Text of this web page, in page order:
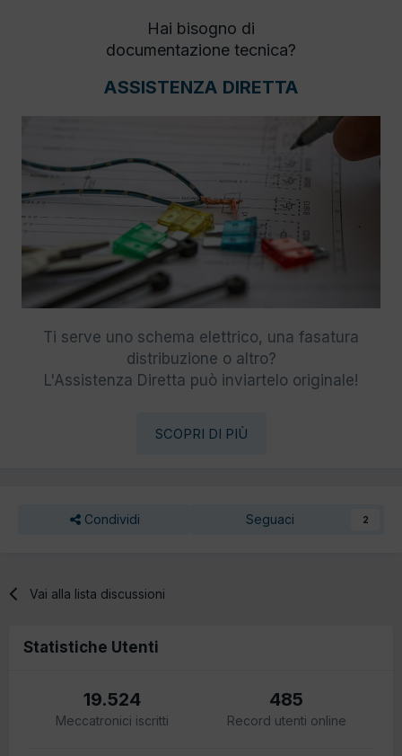
Hai bisogno di
documentazione tecnica?
ASSISTENZA DIRETTA
Ti serve uno schema elettrico, una fasatura
distribuzione o altro?
L'Assistenza Diretta può inviartelo originale!
SCOPRI DI PIÙ
Condividi Seguaci 2
Vai alla lista discussioni
Statistiche Utenti
19.524
Meccatronici iscritti
485
Record utenti online